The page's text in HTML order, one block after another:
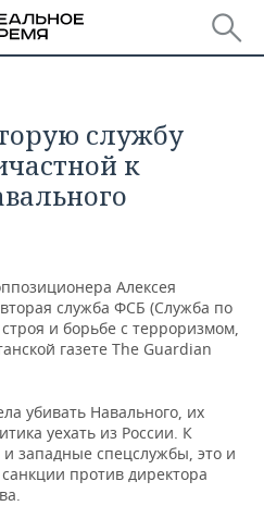
службу
к
Алексея
служба ФСБ (Служба по
и борьбе с терроризмом,
газете The Guardian
убивать Навального, их
уехать из России. К
западные спецслужбы, это и
против директора